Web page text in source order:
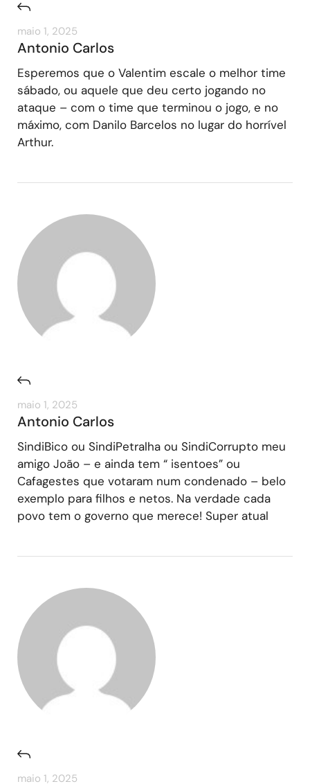
maio 1, 2025
Antonio Carlos
Esperemos que o Valentim escale o melhor time
sábado, ou aquele que deu certo jogando no
ataque – com o time que terminou o jogo, e no
máximo, com Danilo Barcelos no lugar do horrível
Arthur.
maio 1, 2025
Antonio Carlos
SindiBico ou SindiPetralha ou SindiCorrupto meu
amigo João – e ainda tem “ isentoes” ou
Cafagestes que votaram num condenado – belo
exemplo para filhos e netos. Na verdade cada
povo tem o governo que merece! Super atual
maio 1, 2025